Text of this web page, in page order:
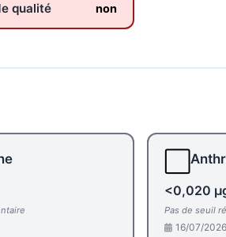
qualité non
<0,020
Pas de seuil
16/07/2026